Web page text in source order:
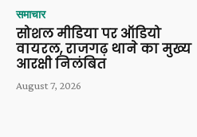
समाचार
सोशल मीडिया पर ऑडियो
वायरल, राजगढ़ थाने का मुख्य
आरक्षी निलंबित
August 7, 2026